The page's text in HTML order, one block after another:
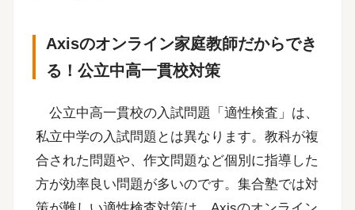
Axisのオンライン家庭教師だからでき
る！公立中高一貫校対策
公立中高一貫校の入試問題「適性検査」は、
私立中学の入試問題とは異なります。教科が複
合された問題や、作文問題など個別に指導した
方が効率良い問題が多いのです。集合塾では対